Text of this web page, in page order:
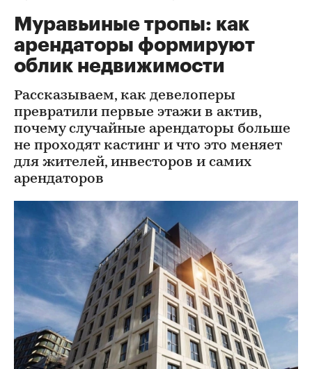
Муравьиные тропы: как
арендаторы формируют
облик недвижимости
Рассказываем, как девелоперы
превратили первые этажи в актив,
почему случайные арендаторы больше
не проходят кастинг и что это меняет
для жителей, инвесторов и самих
арендаторов